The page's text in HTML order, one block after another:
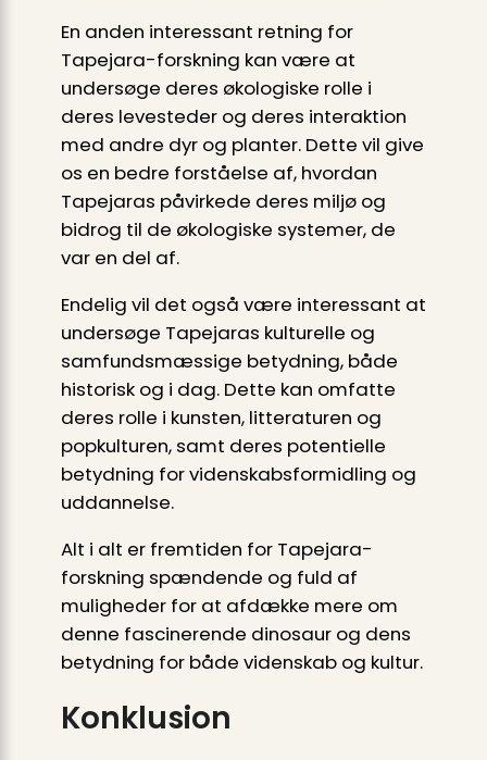
En anden interessant retning for
Tapejara-forskning kan være at
undersøge deres økologiske rolle i
deres levesteder og deres interaktion
med andre dyr og planter. Dette vil give
os en bedre forståelse af, hvordan
Tapejaras påvirkede deres miljø og
bidrog til de økologiske systemer, de
var en del af.
Endelig vil det også være interessant at
undersøge Tapejaras kulturelle og
samfundsmæssige betydning, både
historisk og i dag. Dette kan omfatte
deres rolle i kunsten, litteraturen og
popkulturen, samt deres potentielle
betydning for videnskabsformidling og
uddannelse.
Alt i alt er fremtiden for Tapejara-
forskning spændende og fuld af
muligheder for at afdække mere om
denne fascinerende dinosaur og dens
betydning for både videnskab og kultur.
Konklusion